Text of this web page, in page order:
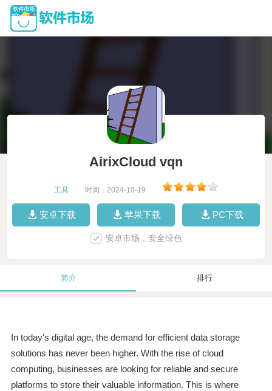
AirixCloud vqn
工具 时间：2024-10-19
安卓下载 苹果下载 PC下载
安卓市场，安全绿色
简介 排行
In today's digital age, the demand for efficient data storage
solutions has never been higher. With the rise of cloud
computing, businesses are looking for reliable and secure
platforms to store their valuable information. This is where